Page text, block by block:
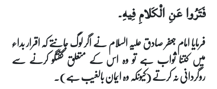
فَتَرُوا عَنِ الْكَلامِ فِيهِ۔
فرمایا امام جعفر صادق علیہ السلام نے اگر لوگ جانتے کہ اقرار بداء
میں کتنا ثواب ہے تو وہ اس کے متعلق گفتگو کرنے سے
روگردانی نہ کرتے (کیونکہ وہ ایمان بالغیب ہے)۔